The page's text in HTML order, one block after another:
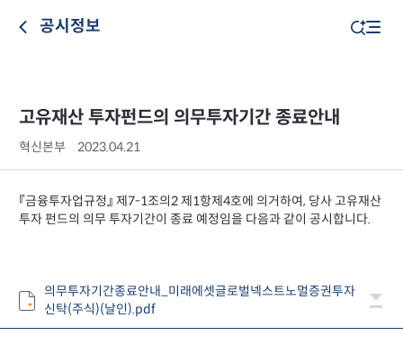
공시정보
고유재산 투자펀드의 의무투자기간 종료안내
혁신본부 2023.04.21
『금융투자업규정』 제7-1조의2 제1항제4호에 의거하여, 당사 고유재산
투자 펀드의 의무 투자기간이 종료 예정임을 다음과 같이 공시합니다.
의무투자기간종료안내_미래에셋글로벌넥스트노멀증권투자
신탁(주식)(날인).pdf